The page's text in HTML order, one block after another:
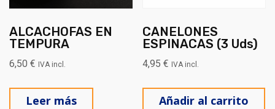
ALCACHOFAS EN
TEMPURA
6,50 € IVA incl.
Leer más
CANELONES
ESPINACAS (3 Uds)
4,95€ IVA incl.
Añadir al carrito